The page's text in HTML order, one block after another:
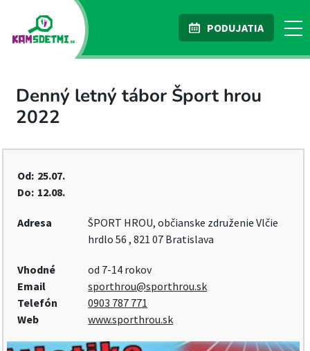
PODUJATIA
Denný letný tábor Šport hrou
2022
Od: 25.07.
Do: 12.08.
Adresa
ŠPORT HROU, občianske združenie Vlčie
hrdlo 56 , 821 07 Bratislava
Vhodné
od 7-14 rokov
Email
sporthrou@sporthrou.sk
Telefón
0903 787 771
Web
www.sporthrou.sk